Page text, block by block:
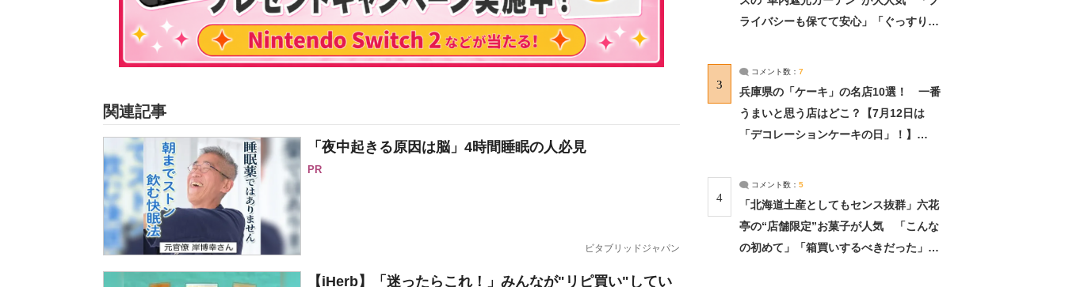
関連記事
「夜中起きる原因は脳」4時間睡眠の人必見
PR
ビタブリッドジャパン
【iHerb】「迷ったらこれ！」みんなが"リピ買い"してい
ライバシーも保てて安心」「ぐっすり眠
3
コメント数： 7
兵庫県の「ケーキ」の名店10選！ 一番
うまいと思う店はどこ？【7月12日は
「デコレーションケーキの日」！】
4
コメント数： 5
「北海道土産としてもセンス抜群」六花
亭の“店舗限定”お菓子が人気 「こんな
の初めて」「箱買いするべきだった」